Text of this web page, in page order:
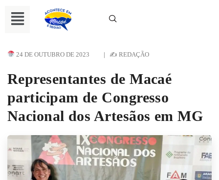
24 DE OUTUBRO DE 2023 | ✍ REDAÇÃO
Representantes de Macaé
participam de Congresso
Nacional dos Artesãos em MG